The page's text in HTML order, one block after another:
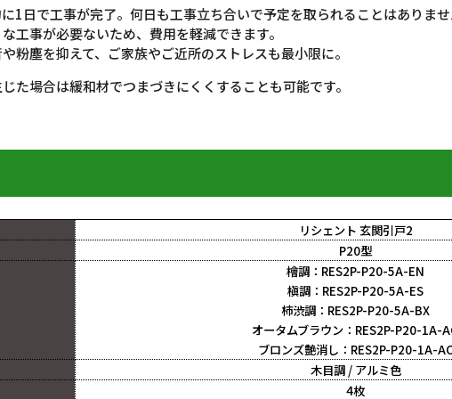
1日で工事が完了。何日も工事立ち合いで予定を取られることはありませ
工事が必要ないため、費用を軽減できます。
粉塵を抑えて、ご家族やご近所のストレスも最小限に。
た場合は緩和材でつまづきにくくすることも可能です。
リシェント 玄関引戸2
P20型
檜調：RES2P-P20-5A-EN
槇調：RES2P-P20-5A-ES
柿渋調：RES2P-P20-5A-BX
オータムブラウン：RES2P-P20-1A-
ブロンズ艶消し：RES2P-P20-1A-
木目調 / アルミ色
4枚